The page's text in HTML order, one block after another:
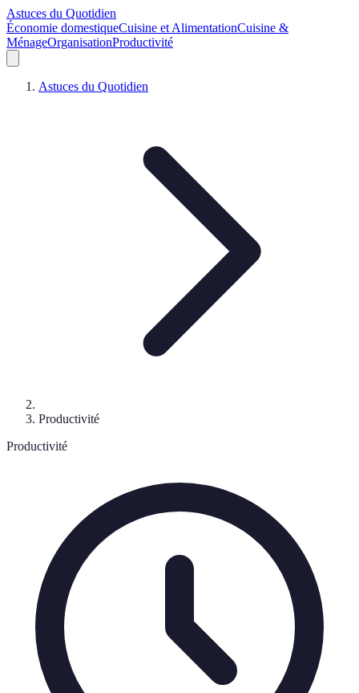
Astuces du Quotidien
Économie domestiqueCuisine et AlimentationCuisine &
MénageOrganisationProductivité
Astuces du Quotidien
Productivité
Productivité